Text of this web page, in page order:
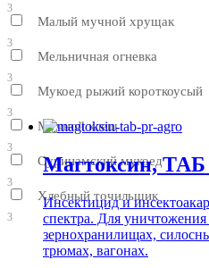
3
Малый мучной хрущак
3
Мельничная огневка
3
Мукоед рыжий короткоусый
3
Мучной клещ
3
Суринамский мукоед
3
Хлебный точильщик
3
Магтoксин, ТАБ
Инсектицид и
спектра. Для уничтожения
зернохранилищах,
трюмах, вагонах.